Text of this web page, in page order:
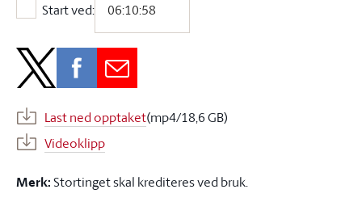
Start ved:
Start ved:
Last ned opptaket(mp4/18,6 GB)
Videoklipp
Merk:Stortinget skal krediteres ved bruk.